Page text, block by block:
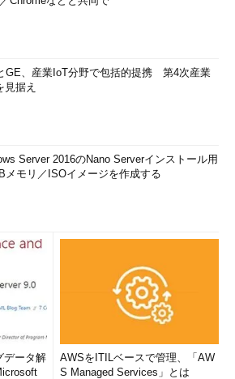
GE、産業IoT分野で包括的提携 第4次産業
見据え
Server 2016のNano Serverインストール用
メモリ／ISOイメージを作成する
データ解
AWSをITILベースで管理、「AW
S Managed Services」とは